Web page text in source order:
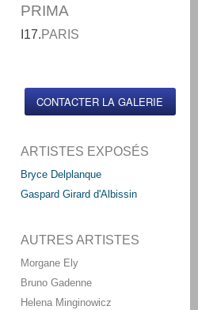
PRIMA
I17.PARIS
CONTACTER LA GALERIE
ARTISTES EXPOSÉS
Bryce Delplanque
Gaspard Girard d'Albissin
AUTRES ARTISTES
Morgane Ely
Bruno Gadenne
Helena Minginowicz